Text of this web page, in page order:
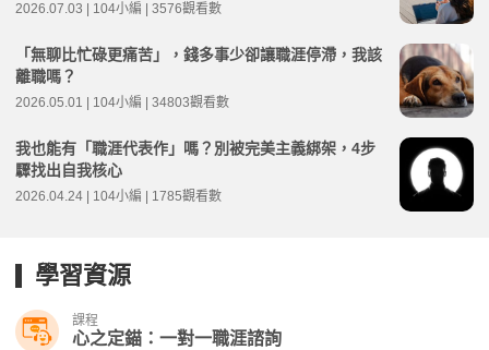
2026.07.03 | 104小編 | 3576觀看數
「無聊比忙碌更痛苦」，錢多事少卻讓職涯停滯，我該
離職嗎？
2026.05.01 | 104小編 | 34803觀看數
我也能有「職涯代表作」嗎？別被完美主義綁架，4步
驟找出自我核心
2026.04.24 | 104小編 | 1785觀看數
學習資源
課程
心之定錨：一對一職涯諮詢